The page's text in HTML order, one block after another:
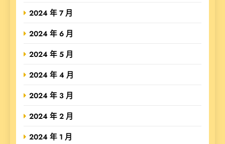
2024 年 7 月
2024 年 6 月
2024 年 5 月
2024 年 4 月
2024 年 3 月
2024 年 2 月
2024 年 1 月